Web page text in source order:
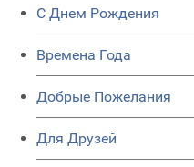
C Днем Рождения
Времена Года
Добрые Пожелания
Для Друзей